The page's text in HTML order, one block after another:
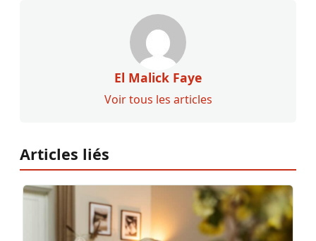
El Malick Faye
Voir tous les articles
Articles liés